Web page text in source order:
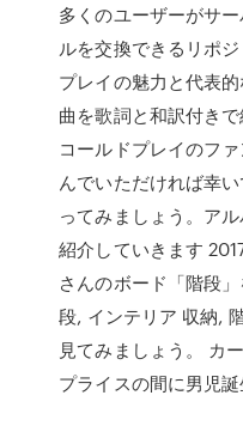
多くのユーザーがサ
ルを交換できるリポ
プレイの魅力と代表
曲を歌詞と和訳付きで
コールドプレイのフ
んでいただければ幸
ってみましょう。ア
紹介していきます
さんのボード「階段
段, インテリア 収納,
見てみましょう。 カ
プライスの間に男児